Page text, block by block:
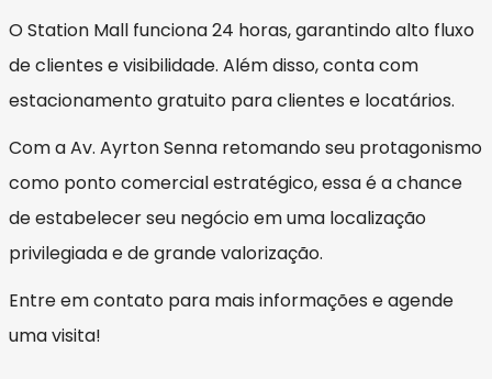
O Station Mall funciona 24 horas, garantindo alto fluxo
de clientes e visibilidade. Além disso, conta com
estacionamento gratuito para clientes e locatários.
Com a Av. Ayrton Senna retomando seu protagonismo
como ponto comercial estratégico, essa é a chance
de estabelecer seu negócio em uma localização
privilegiada e de grande valorização.
Entre em contato para mais informações e agende
uma visita!